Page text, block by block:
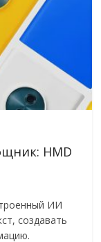
HMD
ИИ
создавать